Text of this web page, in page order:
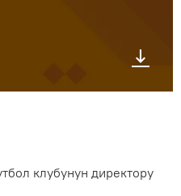
клубунун директору